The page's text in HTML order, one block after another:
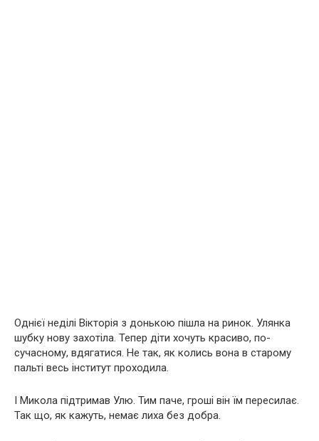
Однієї неділі Вікторія з донькою пішла на ринок. Улянка
шубку нову захотіла. Тепер діти хочуть красиво, по-
сучасному, вдягатися. Не так, як колись вона в старому
пальті весь інститут проходила.
І Микола підтримав Улю. Тим паче, гроші він їм пересилає.
Так що, як кажуть, немає лиха без добра.